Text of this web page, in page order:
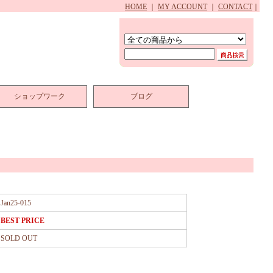
HOME MY ACCOUNT CONTACT
ショップワーク ブログ
Jan25-015
BEST PRICE
SOLD OUT